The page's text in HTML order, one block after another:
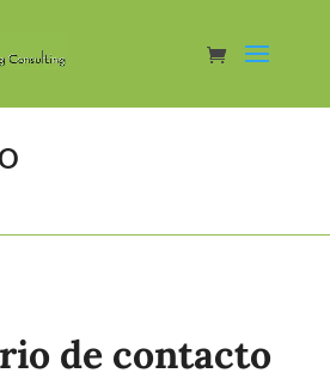
de contacto